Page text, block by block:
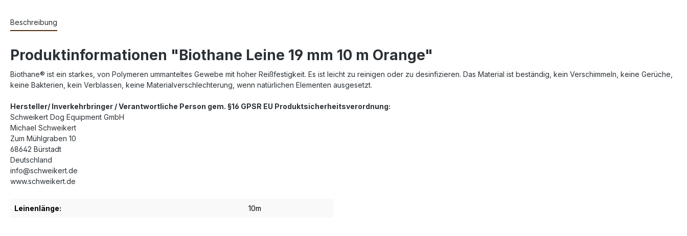
Beschreibung
Produktinformationen "Biothane Leine 19 mm 10 m Orange"
Biothane® ist ein starkes, von Polymeren ummanteltes Gewebe mit hoher Reißfestigkeit. Es ist leicht zu reinigen oder zu desinfizieren. Das Material ist beständig, kein Verschimmeln, keine Gerüche,
keine Bakterien, kein Verblassen, keine Materialverschlechterung, wenn natürlichen Elementen ausgesetzt.
Hersteller/ Inverkehrbringer / Verantwortliche Person gem. §16 GPSR EU Produktsicherheitsverordnung:
Schweikert Dog Equipment GmbH
Michael Schweikert
Zum Mühlgraben 10
68642 Bürstadt
Deutschland
info@schweikert.de
www.schweikert.de
Leinenlänge: 10m